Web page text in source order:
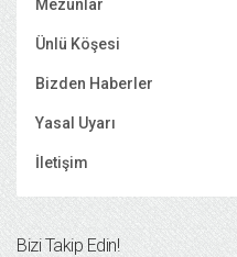
Mezunlar
Ünlü Köşesi
Bizden Haberler
Yasal Uyarı
İletişim
Bizi Takip Edin!